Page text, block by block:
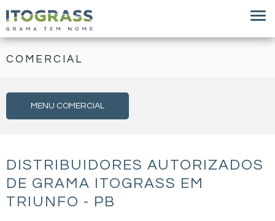
COMERCIAL
MENU COMERCIAL
DISTRIBUIDORES AUTORIZADOS
DE GRAMA ITOGRASS EM
TRIUNFO - PB